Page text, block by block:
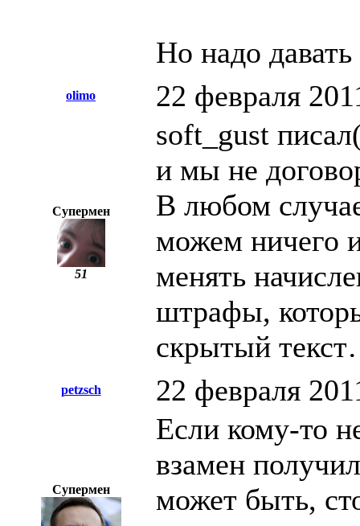
Но надо
olimo 22 февраля
Супермен
51
soft_gust
и мы не
В любом
можем ничего
менять
штрафы,
скрытый
petzsch 22 февраля
Супермен
Если кому-то
взамен
может быть,